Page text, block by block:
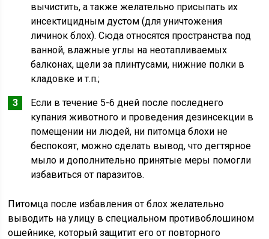
вычистить, а также желательно присыпать их
инсектицидным дустом (для уничтожения
личинок блох). Сюда относятся пространства под
ванной, влажные углы на неотапливаемых
балконах, щели за плинтусами, нижние полки в
кладовке и т.п.;
Если в течение 5-6 дней после последнего
купания животного и проведения дезинсекции в
помещении ни людей, ни питомца блохи не
беспокоят, можно сделать вывод, что дегтярное
мыло и дополнительно принятые меры помогли
избавиться от паразитов.
Питомца после избавления от блох желательно
выводить на улицу в специальном противоблошином
ошейнике, который защитит его от повторного